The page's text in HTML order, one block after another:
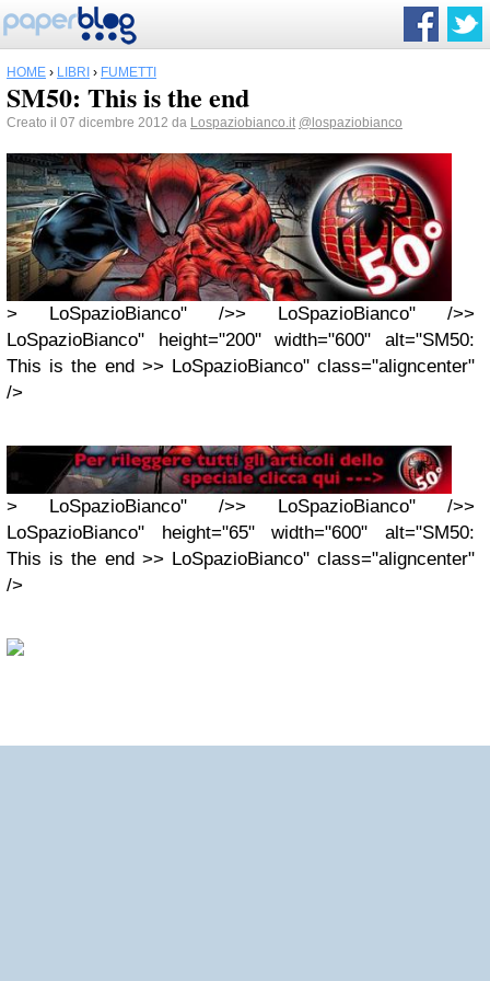
HOME › LIBRI › FUMETTI
SM50: This is the end
Creato il 07 dicembre 2012 da Lospaziobianco.it @lospaziobianco
> LoSpazioBianco" />> LoSpazioBianco" />>
LoSpazioBianco" height="200" width="600" alt="SM50:
This is the end >> LoSpazioBianco" class="aligncenter"
/>
> LoSpazioBianco" />> LoSpazioBianco" />>
LoSpazioBianco" height="65" width="600" alt="SM50:
This is the end >> LoSpazioBianco" class="aligncenter"
/>